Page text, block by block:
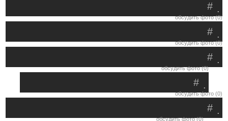
.
#
обсудить фото (0)
.
#
обсудить фото (0)
.
#
обсудить фото (0)
.
#
обсудить фото (0)
.
#
обсудить фото (0)